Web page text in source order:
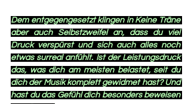
Dem entgegengesetzt klingen in Keine Träne
aber auch Selbstzweifel an, dass du viel
Druck verspürst und sich auch alles noch
etwas surreal anfühlt. Ist der Leistungsdruck
das, was dich am meisten belastet, seit du
dich der Musik komplett gewidmet hast? Und
hast du das Gefühl dich besonders beweisen